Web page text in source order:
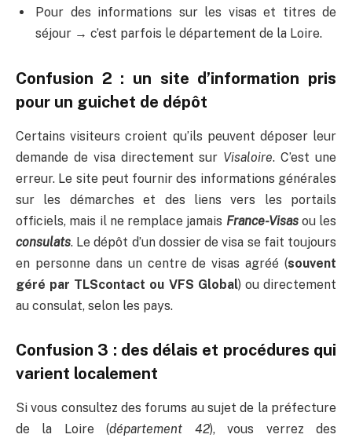
Pour des informations sur les visas et titres de
séjour → c’est parfois le département de la Loire.
Confusion 2 : un site d’information pris
pour un guichet de dépôt
Certains visiteurs croient qu’ils peuvent déposer leur
demande de visa directement sur Visaloire. C’est une
erreur. Le site peut fournir des informations générales
sur les démarches et des liens vers les portails
officiels, mais il ne remplace jamais France-Visasou les
consulats. Le dépôt d’un dossier de visa se fait toujours
en personne dans un centre de visas agréé (souvent
géré par TLScontact ou VFS Global) ou directement
au consulat, selon les pays.
Confusion 3 : des délais et procédures qui
varient localement
Si vous consultez des forums au sujet de la préfecture
de la Loire (département 42), vous verrez des